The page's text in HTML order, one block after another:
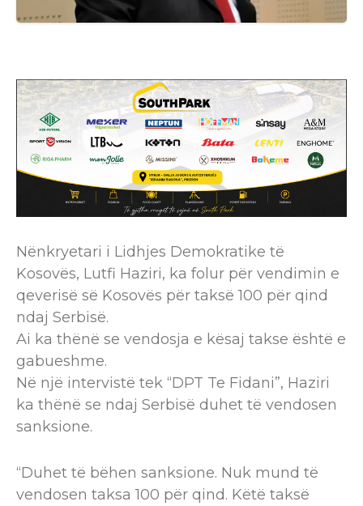
Nënkryetari i Lidhjes Demokratike të
Kosovës, Lutfi Haziri, ka folur për vendimin e
qeverisë së Kosovës për taksë 100 për qind
ndaj Serbisë.
Ai ka thënë se vendosja e kësaj takse është e
gabueshme.
Në një intervistë tek “DPT Te Fidani”, Haziri
ka thënë se ndaj Serbisë duhet të vendosen
sanksione.
“Duhet të bëhen sanksione. Nuk mund të
vendosen taksa 100 për qind. Këtë taksë